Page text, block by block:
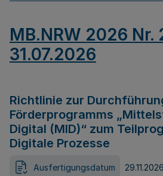
MB.NRW 2026 Nr.
31.07.2026
Richtlinie zur
Förderprogramms
Digital (MID)“ zum
Digitale Prozesse
Ausfertigungsdatum 29.11.2026